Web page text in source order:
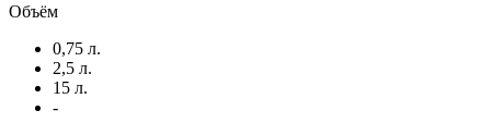
Объём
0,75 л.
2,5 л.
15 л.
-